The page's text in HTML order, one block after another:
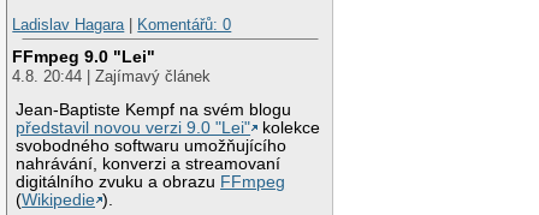
Ladislav Hagara| Komentářů: 0
FFmpeg 9.0 "Lei"
4.8. 20:44 | Zajímavý článek
Jean-Baptiste Kempf na svém blogu
představil novou verzi 9.0 "Lei"
kolekce
svobodného softwaru umožňujícího
nahrávání, konverzi a streamovaní
digitálního zvuku a obrazu FFmpeg
(Wikipedie ).